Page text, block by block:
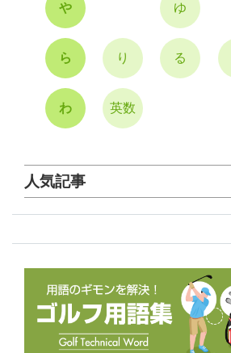
や ゆ
ら り る
わ 英数
人気記事